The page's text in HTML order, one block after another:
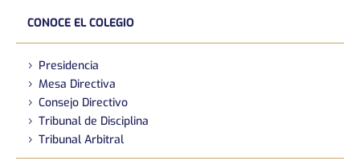
CONOCE EL COLEGIO
Presidencia
Mesa Directiva
Consejo Directivo
Tribunal de Disciplina
Tribunal Arbitral